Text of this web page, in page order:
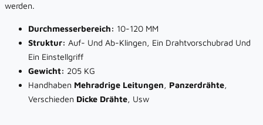
werden.
Durchmesserbereich: 10-120 MM
Struktur: Auf- Und Ab-Klingen, Ein Drahtvorschubrad Und
Ein Einstellgriff
Gewicht: 205 KG
Handhaben Mehradrige Leitungen, Panzerdrähte,
Verschieden Dicke Drähte, Usw